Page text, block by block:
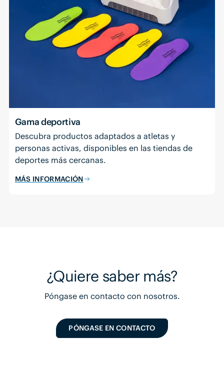
Gama deportiva
Descubra productos adaptados a atletas y
personas activas, disponibles en las tiendas de
deportes más cercanas.
MÁS INFORMACIÓN
¿Quiere saber más?
Póngase en contacto con nosotros.
PÓNGASE EN CONTACTO